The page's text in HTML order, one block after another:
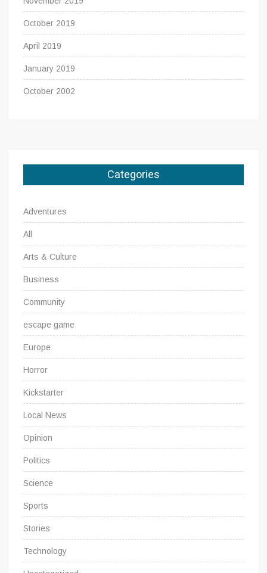
October 2019
April 2019
January 2019
October 2002
Categories
Adventures
All
Arts & Culture
Business
Community
escape game
Europe
Horror
Kickstarter
Local News
Opinion
Politics
Science
Sports
Stories
Technology